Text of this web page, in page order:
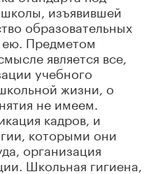
изъявившей
образовательных
ею. Предметом
является все,
учебного
жизни, о
не имеем.
кадров, и
которыми они
организация
Школьная гигиена,